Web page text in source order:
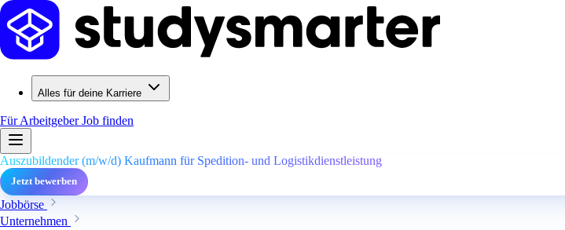
Alles für deine Karriere
Für ArbeitgeberJob finden
Auszubildender (m/w/d) Kaufmann für Spedition- und Logistikdienstleistung
Jetzt bewerben
Jobbörse
Unternehmen